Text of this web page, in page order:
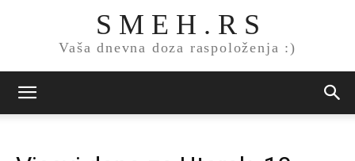
S M E H . R S
Vaša dnevna doza raspoloženja :)